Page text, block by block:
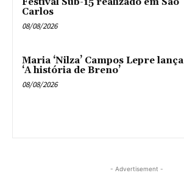
Festival Sub-15 realizado em São
Carlos
08/08/2026
Maria ‘Nilza’ Campos Lepre lança
‘A história de Breno’
08/08/2026
- Advertisement -